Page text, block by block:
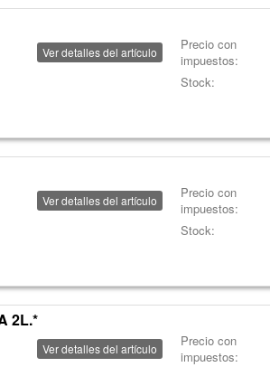
Ver detalles del artículo
Precio con
impuestos:
Stock:
Ver detalles del artículo
Precio con
impuestos:
Stock:
2L.*
Ver detalles del artículo
Precio con
impuestos: